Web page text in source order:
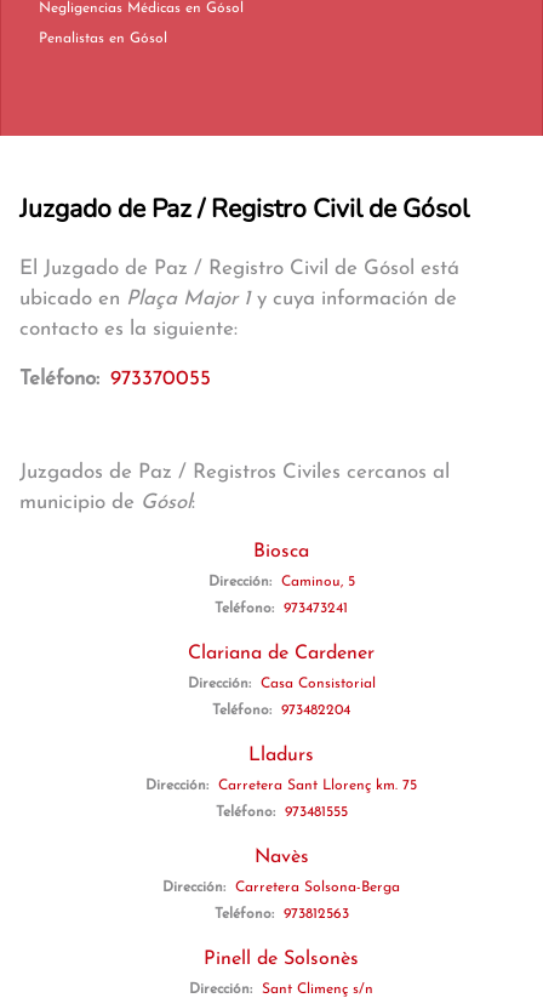
Negligencias Médicas en Gósol
Penalistas en Gósol
Juzgado de Paz / Registro Civil de Gósol
El Juzgado de Paz / Registro Civil de Gósol está
ubicado en Plaça Major 1y cuya información de
contacto es la siguiente:
Teléfono: 973370055
Juzgados de Paz / Registros Civiles cercanos al
municipio de Gósol:
Biosca
Dirección:
Caminou, 5
Teléfono:
973473241
Clariana de Cardener
Dirección:
Casa Consistorial
Teléfono:
973482204
Lladurs
Dirección:
Carretera Sant Llorenç km. 75
Teléfono:
973481555
Navès
Dirección:
Carretera Solsona-Berga
Teléfono:
973812563
Pinell de Solsonès
Dirección:
Sant Climenç s/n